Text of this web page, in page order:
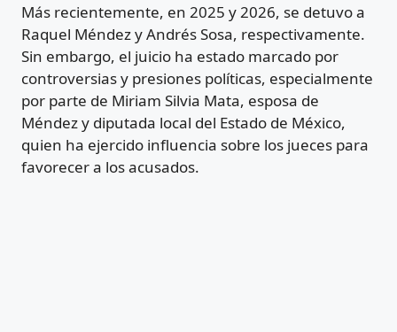
Más recientemente, en 2025 y 2026, se detuvo a
Raquel Méndez y Andrés Sosa, respectivamente.
Sin embargo, el juicio ha estado marcado por
controversias y presiones políticas, especialmente
por parte de Miriam Silvia Mata, esposa de
Méndez y diputada local del Estado de México,
quien ha ejercido influencia sobre los jueces para
favorecer a los acusados.